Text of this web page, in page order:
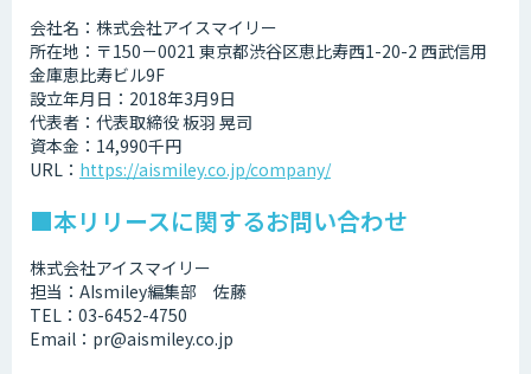
会社名：株式会社アイスマイリー
所在地：〒150－0021 東京都渋谷区恵比寿西1-20-2 西武信用
金庫恵比寿ビル9F
設立年月日：2018年3月9日
代表者：代表取締役 板羽 晃司
資本金：14,990千円
URL： https://aismiley.co.jp/company/
■本リリースに関するお問い合わせ
株式会社アイスマイリー
担当：AIsmiley編集部 佐藤
TEL：03-6452-4750
Email：pr@aismiley.co.jp